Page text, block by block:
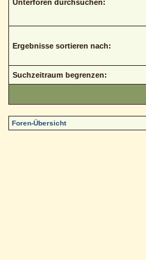
Unterforen durchsuchen:
Ergebnisse sortieren nach:
Suchzeitraum begrenzen:
Foren-Übersicht